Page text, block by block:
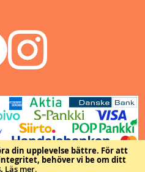
din upplevelse bättre. För att
behöver vi be om ditt
Läs mer.